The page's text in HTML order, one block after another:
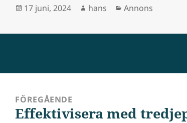
Postat
17 juni, 2024 Författare
hans Kategorier
Annons
FÖREGÅENDE
Föregående
Effektivisera med